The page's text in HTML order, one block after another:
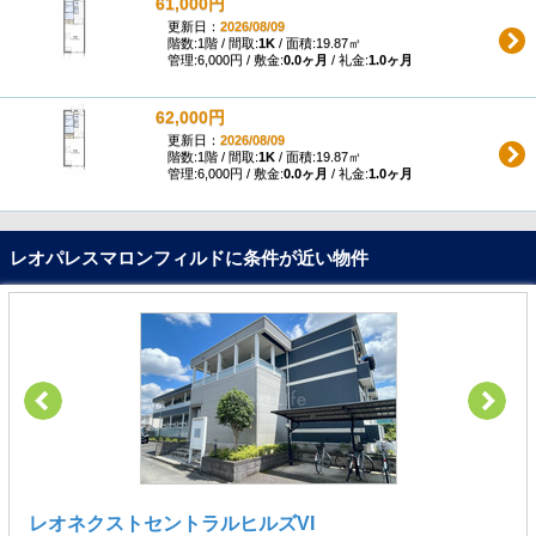
61,000円
更新日： 2026/08/09
階数:1階 / 間取:1K/ 面積:19.87㎡
管理:6,000円 / 敷金:0.0ヶ月 / 礼金:1.0ヶ月
62,000円
更新日： 2026/08/09
階数:1階 / 間取:1K/ 面積:19.87㎡
管理:6,000円 / 敷金:0.0ヶ月 / 礼金:1.0ヶ月
レオパレスマロンフィルドに条件が近い物件
レオネクストセントラルヒルズVI